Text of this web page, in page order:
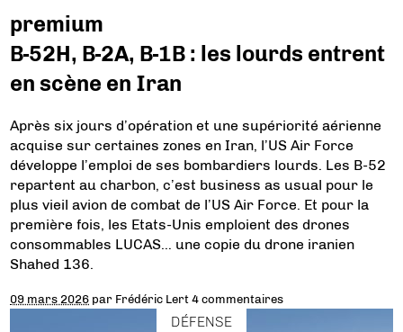
premium
B-52H, B-2A, B-1B : les lourds entrent
en scène en Iran
Après six jours d’opération et une supériorité aérienne
acquise sur certaines zones en Iran, l’US Air Force
développe l’emploi de ses bombardiers lourds. Les B-52
repartent au charbon, c’est business as usual pour le
plus vieil avion de combat de l’US Air Force. Et pour la
première fois, les Etats-Unis emploient des drones
consommables LUCAS… une copie du drone iranien
Shahed 136.
09 mars 2026 par Frédéric Lert 4 commentaires
DÉFENSE